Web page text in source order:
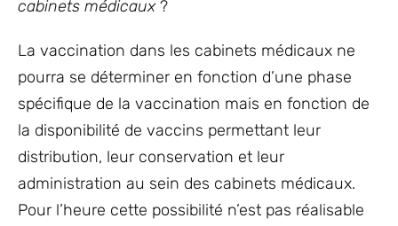
cabinets médicaux?
La vaccination dans les cabinets médicaux ne
pourra se déterminer en fonction d’une phase
spécifique de la vaccination mais en fonction de
la disponibilité de vaccins permettant leur
distribution, leur conservation et leur
administration au sein des cabinets médicaux.
Pour l’heure cette possibilité n’est pas réalisable